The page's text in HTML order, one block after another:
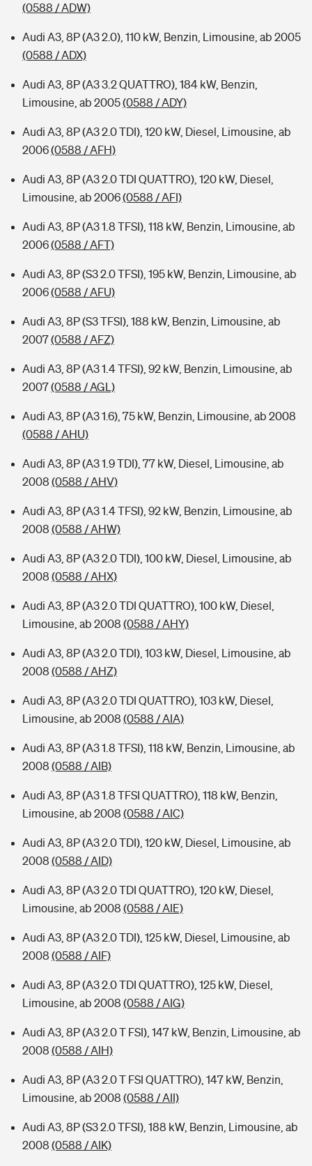
(0588 / ADW)
Audi A3, 8P (A3 2.0), 110 kW, Benzin, Limousine, ab 2005
(0588 / ADX)
Audi A3, 8P (A3 3.2 QUATTRO), 184 kW, Benzin,
Limousine, ab 2005(0588 / ADY)
Audi A3, 8P (A3 2.0 TDI), 120 kW, Diesel, Limousine, ab
2006(0588 / AFH)
Audi A3, 8P (A3 2.0 TDI QUATTRO), 120 kW, Diesel,
Limousine, ab 2006(0588 / AFI)
Audi A3, 8P (A3 1.8 TFSI), 118 kW, Benzin, Limousine, ab
2006(0588 / AFT)
Audi A3, 8P (S3 2.0 TFSI), 195 kW, Benzin, Limousine, ab
2006(0588 / AFU)
Audi A3, 8P (S3 TFSI), 188 kW, Benzin, Limousine, ab
2007(0588 / AFZ)
Audi A3, 8P (A3 1.4 TFSI), 92 kW, Benzin, Limousine, ab
2007(0588 / AGL)
Audi A3, 8P (A3 1.6), 75 kW, Benzin, Limousine, ab 2008
(0588 / AHU)
Audi A3, 8P (A3 1.9 TDI), 77 kW, Diesel, Limousine, ab
2008 (0588 / AHV)
Audi A3, 8P (A3 1.4 TFSI), 92 kW, Benzin, Limousine, ab
2008 (0588 / AHW)
Audi A3, 8P (A3 2.0 TDI), 100 kW, Diesel, Limousine, ab
2008 (0588 / AHX)
Audi A3, 8P (A3 2.0 TDI QUATTRO), 100 kW, Diesel,
Limousine, ab 2008 (0588 / AHY)
Audi A3, 8P (A3 2.0 TDI), 103 kW, Diesel, Limousine, ab
2008 (0588 / AHZ)
Audi A3, 8P (A3 2.0 TDI QUATTRO), 103 kW, Diesel,
Limousine, ab 2008 (0588 / AIA)
Audi A3, 8P (A3 1.8 TFSI), 118 kW, Benzin, Limousine, ab
2008 (0588 / AIB)
Audi A3, 8P (A3 1.8 TFSI QUATTRO), 118 kW, Benzin,
Limousine, ab 2008 (0588 / AIC)
Audi A3, 8P (A3 2.0 TDI), 120 kW, Diesel, Limousine, ab
2008 (0588 / AID)
Audi A3, 8P (A3 2.0 TDI QUATTRO), 120 kW, Diesel,
Limousine, ab 2008 (0588 / AIE)
Audi A3, 8P (A3 2.0 TDI), 125 kW, Diesel, Limousine, ab
2008 (0588 / AIF)
Audi A3, 8P (A3 2.0 TDI QUATTRO), 125 kW, Diesel,
Limousine, ab 2008 (0588 / AIG)
Audi A3, 8P (A3 2.0 T FSI), 147 kW, Benzin, Limousine, ab
2008 (0588 / AIH)
Audi A3, 8P (A3 2.0 T FSI QUATTRO), 147 kW, Benzin,
Limousine, ab 2008 (0588 / AII)
Audi A3, 8P (S3 2.0 TFSI), 188 kW, Benzin, Limousine, ab
2008 (0588 / AIK)